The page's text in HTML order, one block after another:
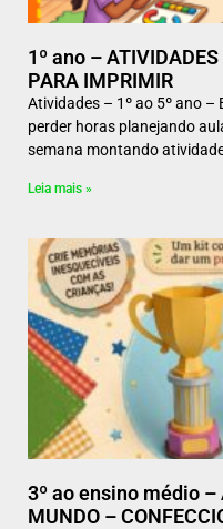
1º ano –
PARA IMPRIMIR
Atividades – 1º ao 5º ano
perder horas planejando
semana montando
Leia mais »
3º ao ensino médio –
MUNDO –